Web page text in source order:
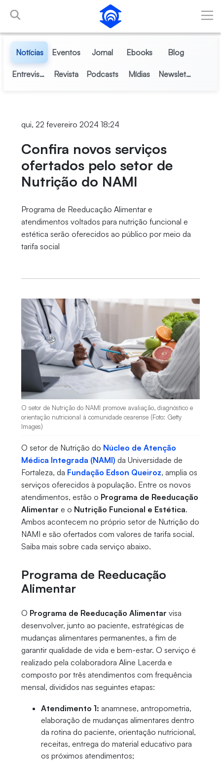
Pular para o Conteúdo principal
Notícias Eventos Jornal Ebooks Blog
Entrevistas Revista Podcasts Mídias Newsletter
qui, 22 fevereiro 2024 18:24
Confira novos serviços
ofertados pelo setor de
Nutrição do NAMI
Programa de Reeducação Alimentar e
atendimentos voltados para nutrição funcional e
estética serão oferecidos ao público por meio da
tarifa social
O setor de Nutrição do NAMI promove avaliação, diagnóstico e
orientação nutricional à comunidade cearense (Foto: Getty
Images)
O setor de Nutrição do Núcleo de Atenção
Médica Integrada (NAMI) da Universidade de
Fortaleza, da Fundação Edson Queiroz, amplia os
serviços oferecidos à população. Entre os novos
atendimentos, estão o Programa de Reeducação
Alimentar e o Nutrição Funcional e Estética.
Ambos acontecem no próprio setor de Nutrição do
NAMI e são ofertados com valores de tarifa social.
Saiba mais sobre cada serviço abaixo.
Programa de Reeducação
Alimentar
O Programa de Reeducação Alimentar visa
desenvolver, junto ao paciente, estratégicas de
mudanças alimentares permanentes, a fim de
garantir qualidade de vida e bem-estar. O serviço é
realizado pela colaboradora Aline Lacerda e
composto por três atendimentos com frequência
mensal, divididos nas seguintes etapas:
Atendimento 1: anamnese, antropometria,
elaboração de mudanças alimentares dentro
da rotina do paciente, orientação nutricional,
receitas, entrega do material educativo para
os próximos atendimentos;